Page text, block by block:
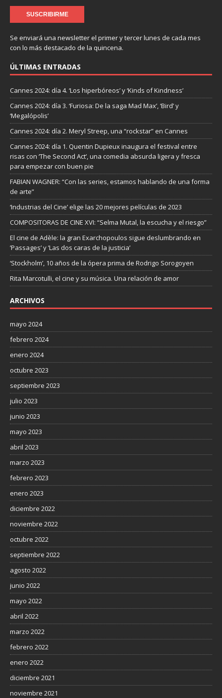
Se enviará una newsletter el primer y tercer lunes de cada mes
con lo más destacado de la quincena.
ÚLTIMAS ENTRADAS
Cannes 2024: día 4. ‘Los hiperbóreos’ y ‘Kinds of Kindness’
Cannes 2024: día 3. ‘Furiosa: De la saga Mad Max’, ‘Bird’ y
‘Megalópolis’
Cannes 2024: día 2. Meryl Streep, una “rockstar” en Cannes
Cannes 2024: día 1. Quentin Dupieux inaugura el festival entre
risas con ‘The Second Act’, una comedia absurda ligera y fresca
para empezar con buen pie
FABIAN WAGNER: “Con las series, estamos hablando de una forma
de arte”
‘Industrias del Cine’ elige las 20 mejores películas de 2023
COMPOSITORAS DE CINE XVI: “Selma Mutal, la escucha y el riesgo”
El cine de Adèle: la gran Exarchopoulos sigue deslumbrando en
’Passages’ y ’Las dos caras de la justicia’
‘Stockholm’, 10 años de la ópera prima de Rodrigo Sorogoyen
Rita Marcotulli, el cine y su música. Una relación de amor
ARCHIVOS
mayo 2024
febrero 2024
enero 2024
octubre 2023
septiembre 2023
julio 2023
junio 2023
mayo 2023
abril 2023
marzo 2023
febrero 2023
enero 2023
diciembre 2022
noviembre 2022
octubre 2022
septiembre 2022
agosto 2022
junio 2022
mayo 2022
abril 2022
marzo 2022
febrero 2022
enero 2022
diciembre 2021
noviembre 2021